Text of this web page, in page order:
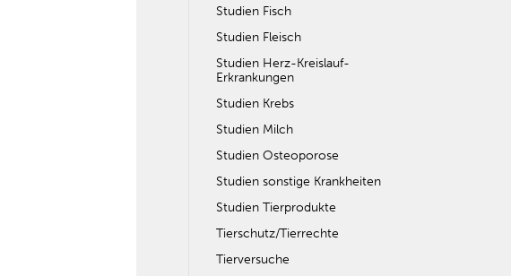
Studien Fisch
Studien Fleisch
Studien Herz-Kreislauf-
Erkrankungen
Studien Krebs
Studien Milch
Studien Osteoporose
Studien sonstige Krankheiten
Studien Tierprodukte
Tierschutz/Tierrechte
Tierversuche